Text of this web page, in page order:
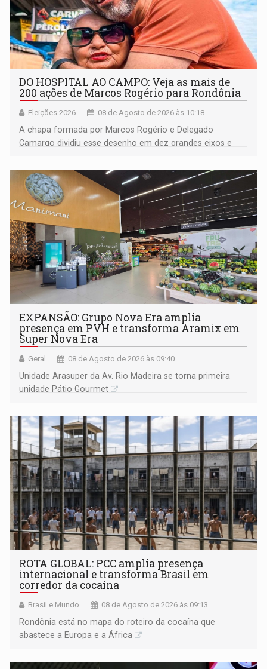
DO HOSPITAL AO CAMPO: Veja as mais de
200 ações de Marcos Rogério para Rondônia
Eleições 2026 08 de Agosto de 2026 às 10:18
A chapa formada por Marcos Rogério e Delegado
Camargo dividiu esse desenho em dez grandes eixos e
EXPANSÃO: Grupo Nova Era amplia
presença em PVH e transforma Aramix em
Super Nova Era
Geral 08 de Agosto de 2026 às 09:40
Unidade Arasuper da Av. Rio Madeira se torna primeira
unidade Pátio Gourmet
ROTA GLOBAL: PCC amplia presença
internacional e transforma Brasil em
corredor da cocaína
Brasil e Mundo 08 de Agosto de 2026 às 09:13
Rondônia está no mapa do roteiro da cocaína que
abastece a Europa e a África